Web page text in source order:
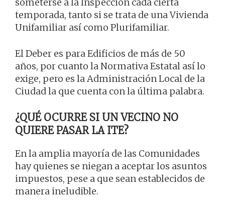
someterse a la Inspección cada cierta
temporada, tanto si se trata de una Vivienda
Unifamiliar así como Plurifamiliar.
El Deber es para Edificios de más de 50
años, por cuanto la Normativa Estatal así lo
exige, pero es la Administración Local de la
Ciudad la que cuenta con la última palabra.
¿QUÉ OCURRE SI UN VECINO NO
QUIERE PASAR LA ITE?
En la amplia mayoría de las Comunidades
hay quienes se niegan a aceptar los asuntos
impuestos, pese a que sean establecidos de
manera ineludible.